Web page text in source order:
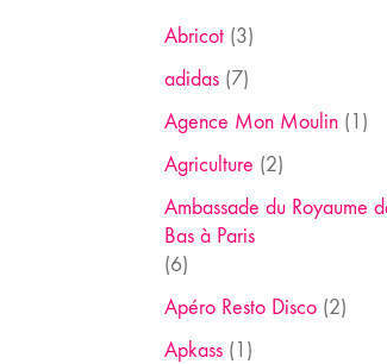
Abricot(3)
adidas(7)
Agence Mon Moulin(1)
Agriculture (2)
Ambassade du Royaume
Bas à Paris
(6)
Apéro Resto Disco(2)
Apkass(1)